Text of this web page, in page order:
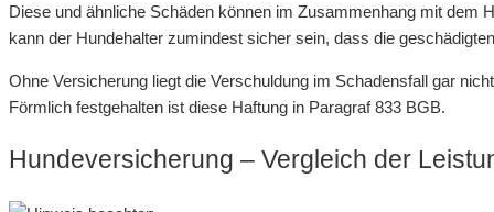
Diese und ähnliche Schäden können im Zusammenhang mit
kann der Hundehalter zumindest sicher sein, dass die
Ohne Versicherung liegt die Verschuldung im Schadensfall gar
Förmlich festgehalten ist diese Haftung in Paragraf 833 BGB.
Hundeversicherung – Vergleich der